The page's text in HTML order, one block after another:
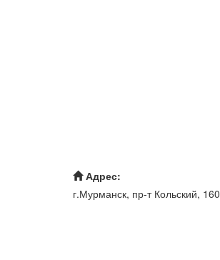
Адрес:
г.Мурманск, пр-т Кольский, 160